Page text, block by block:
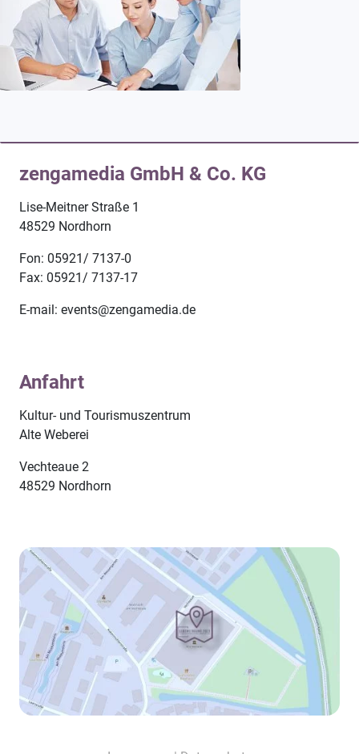
zengamedia GmbH & Co. KG
Lise-Meitner Straße 1
48529 Nordhorn
Fon: 05921/ 7137-0
Fax: 05921/ 7137-17
E-mail: events@zengamedia.de
Anfahrt
Kultur- und Tourismuszentrum
Alte Weberei
Vechteaue 2
48529 Nordhorn